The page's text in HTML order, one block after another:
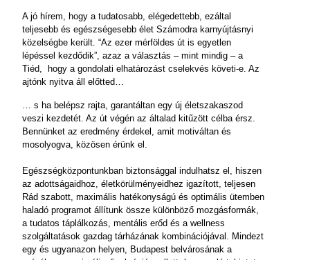
A jó hírem, hogy a tudatosabb, elégedettebb, ezáltal
teljesebb és egészségesebb élet Számodra karnyújtásnyi
közelségbe került. “Az ezer mérföldes út is egyetlen
lépéssel kezdődik”, azaz a választás – mint mindig – a
Tiéd, hogy a gondolati elhatározást cselekvés követi-e. Az
ajtónk nyitva áll előtted…
… s ha belépsz rajta, garantáltan egy új életszakaszod
veszi kezdetét. Az út végén az általad kitűzött célba érsz.
Bennünket az eredmény érdekel, amit motiváltan és
mosolyogva, közösen érünk el.
Egészségközpontunkban biztonsággal indulhatsz el, hiszen
az adottságaidhoz, életkörülményeidhez igazított, teljesen
Rád szabott, maximális hatékonyságú és optimális ütemben
haladó programot állítunk össze különböző mozgásformák,
a tudatos táplálkozás, mentális erőd és a wellness
szolgáltatások gazdag tárházának kombinációjával. Mindezt
egy és ugyanazon helyen, Budapest belvárosának a